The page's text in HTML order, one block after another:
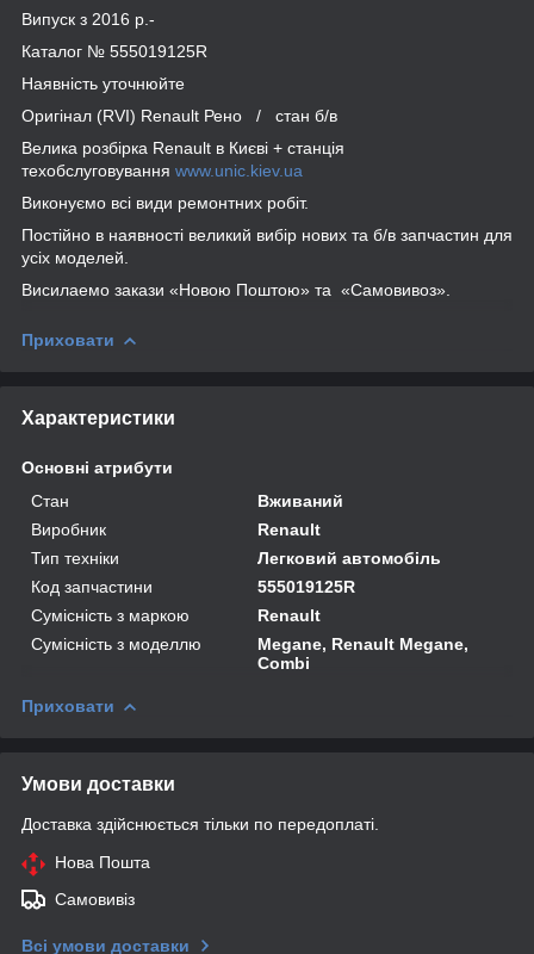
Випуск з 2016 р.-
Каталог № 555019125R
Наявність уточнюйте
Оригінал (RVI) Renault Рено / стан б/в
Велика розбірка Renault в Києві + станція
техобслуговування www.unic.kiev.ua
Виконуємо всі види ремонтних робіт.
Постійно в наявності великий вибір нових та б/в запчастин для
усіх моделей.
Висилаемо закази «Новою Поштою» та «Самовивоз».
Приховати
Характеристики
Основні атрибути
Стан
Вживаний
Виробник
Renault
Тип техніки
Легковий автомобіль
Код запчастини
555019125R
Сумісність з маркою
Renault
Сумісність з моделлю
Megane, Renault Megane,
Combi
Приховати
Умови доставки
Доставка здійснюється тільки по передоплаті.
Нова Пошта
Самовивіз
Всі умови доставки